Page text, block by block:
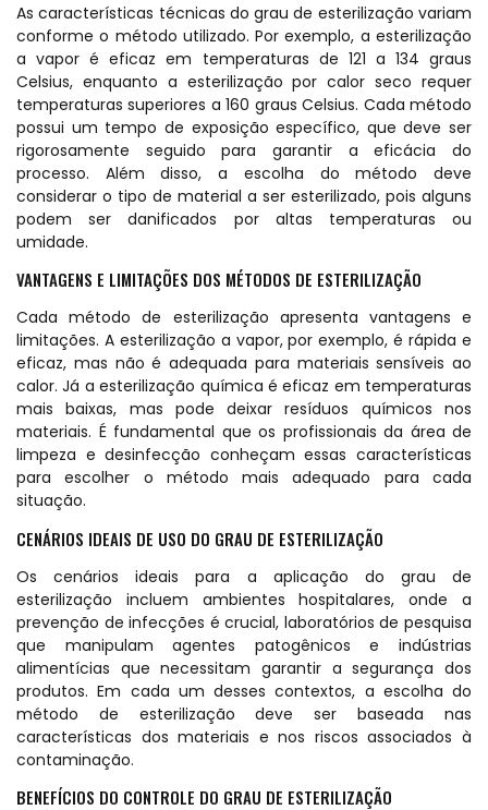
As características técnicas do grau de esterilização variam
conforme o método utilizado. Por exemplo, a esterilização
a vapor é eficaz em temperaturas de 121 a 134 graus
Celsius, enquanto a esterilização por calor seco requer
temperaturas superiores a 160 graus Celsius. Cada método
possui um tempo de exposição específico, que deve ser
rigorosamente seguido para garantir a eficácia do
processo. Além disso, a escolha do método deve
considerar o tipo de material a ser esterilizado, pois alguns
podem ser danificados por altas temperaturas ou
umidade.
VANTAGENS E LIMITAÇÕES DOS MÉTODOS DE ESTERILIZAÇÃO
Cada método de esterilização apresenta vantagens e
limitações. A esterilização a vapor, por exemplo, é rápida e
eficaz, mas não é adequada para materiais sensíveis ao
calor. Já a esterilização química é eficaz em temperaturas
mais baixas, mas pode deixar resíduos químicos nos
materiais. É fundamental que os profissionais da área de
limpeza e desinfecção conheçam essas características
para escolher o método mais adequado para cada
situação.
CENÁRIOS IDEAIS DE USO DO GRAU DE ESTERILIZAÇÃO
Os cenários ideais para a aplicação do grau de
esterilização incluem ambientes hospitalares, onde a
prevenção de infecções é crucial, laboratórios de pesquisa
que manipulam agentes patogênicos e indústrias
alimentícias que necessitam garantir a segurança dos
produtos. Em cada um desses contextos, a escolha do
método de esterilização deve ser baseada nas
características dos materiais e nos riscos associados à
contaminação.
BENEFÍCIOS DO CONTROLE DO GRAU DE ESTERILIZAÇÃO